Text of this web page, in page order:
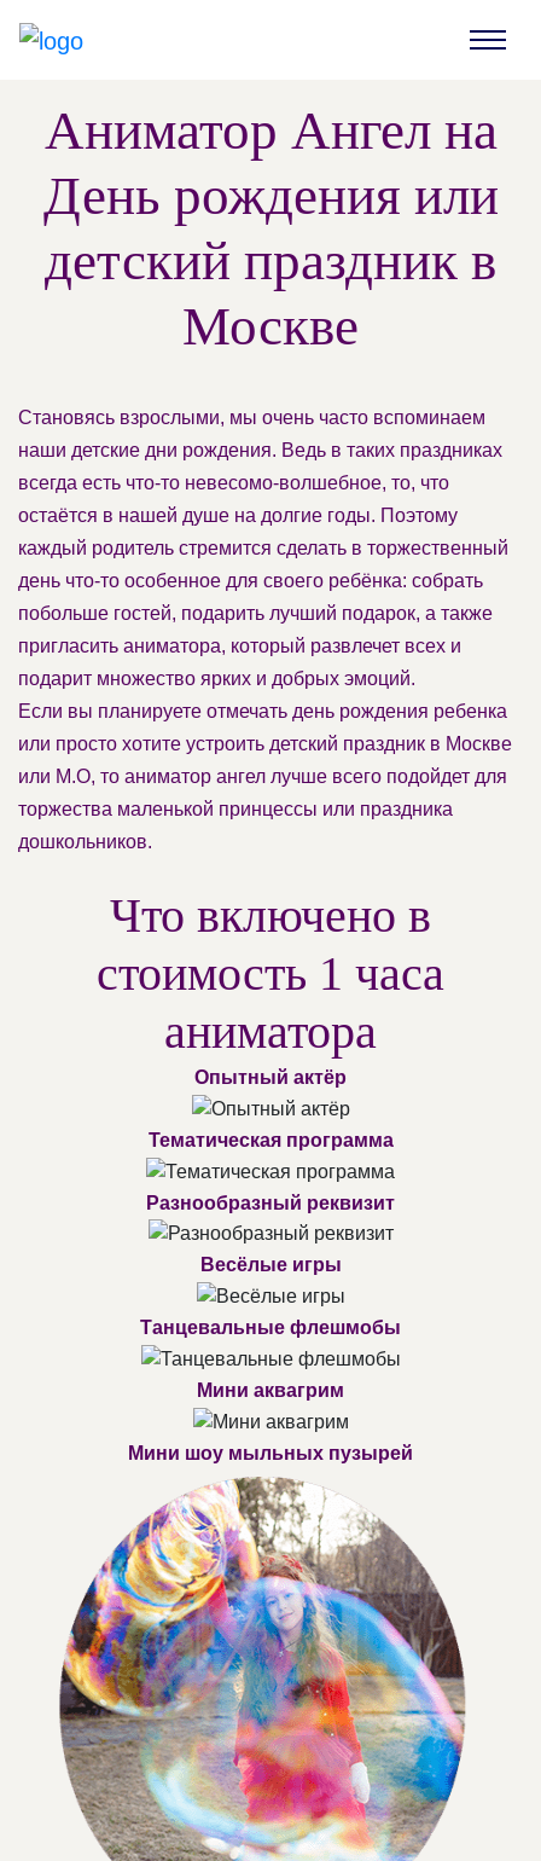
Аниматор Ангел на
День рождения или
детский праздник в
Москве
Становясь взрослыми, мы очень часто вспоминаем
наши детские дни рождения. Ведь в таких праздниках
всегда есть что-то невесомо-волшебное, то, что
остаётся в нашей душе на долгие годы. Поэтому
каждый родитель стремится сделать в торжественный
день что-то особенное для своего ребёнка: собрать
побольше гостей, подарить лучший подарок, а также
пригласить аниматора, который развлечет всех и
подарит множество ярких и добрых эмоций.
Если вы планируете отмечать день рождения ребенка
или просто хотите устроить детский праздник в Москве
или М.О, то аниматор ангел лучше всего подойдет для
торжества маленькой принцессы или праздника
дошкольников.
Что включено в
стоимость 1 часа
аниматора
Опытный актёр
Тематическая программа
Разнообразный реквизит
Весёлые игры
Танцевальные флешмобы
Мини аквагрим
Мини шоу мыльных пузырей